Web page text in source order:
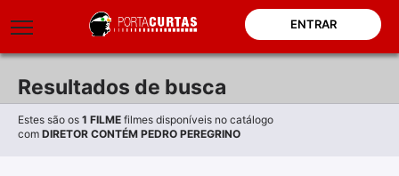
ENTRAR
Resultados de busca
Estes são os 1 FILME filmes disponíveis no catálogo
com DIRETOR CONTÉM PEDRO PEREGRINO